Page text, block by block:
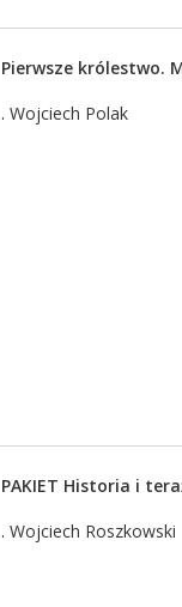
Pierwsze królestwo.
. Wojciech Polak
PAKIET Historia i
. Wojciech Roszkowski